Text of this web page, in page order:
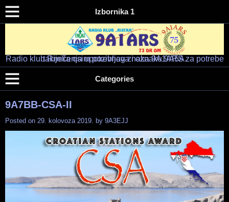
Izbornika 1
Radio klub "RIJEKA" – 9A1ARS – 9A5A
HAM RADIO KLUB RIJEKA
Radio klub Rijeka osim pozivnog znaka 9A1ARS za potrebe takmičenja upotrebljava i oznaku 9A5A.
Categories
9A7BB-CSA-II
Posted on 29. kolovoza 2019. by 9A3EJJ